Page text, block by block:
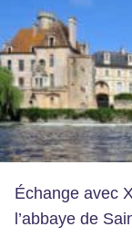
Échange avec
l’abbaye de